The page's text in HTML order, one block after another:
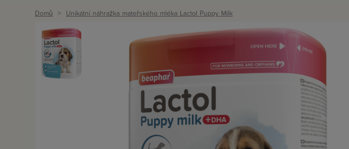
Domů Unikátní náhražka mateřského mléka Lactol Puppy Milk